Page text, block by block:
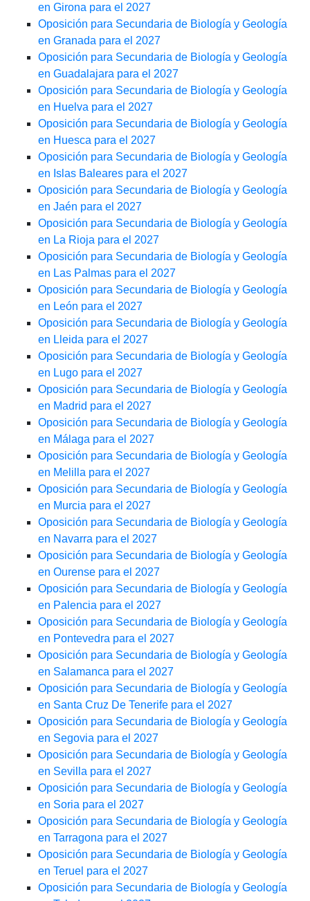
en Girona para el 2027
Oposición para Secundaria de Biología y Geología
en Granada para el 2027
Oposición para Secundaria de Biología y Geología
en Guadalajara para el 2027
Oposición para Secundaria de Biología y Geología
en Huelva para el 2027
Oposición para Secundaria de Biología y Geología
en Huesca para el 2027
Oposición para Secundaria de Biología y Geología
en Islas Baleares para el 2027
Oposición para Secundaria de Biología y Geología
en Jaén para el 2027
Oposición para Secundaria de Biología y Geología
en La Rioja para el 2027
Oposición para Secundaria de Biología y Geología
en Las Palmas para el 2027
Oposición para Secundaria de Biología y Geología
en León para el 2027
Oposición para Secundaria de Biología y Geología
en Lleida para el 2027
Oposición para Secundaria de Biología y Geología
en Lugo para el 2027
Oposición para Secundaria de Biología y Geología
en Madrid para el 2027
Oposición para Secundaria de Biología y Geología
en Málaga para el 2027
Oposición para Secundaria de Biología y Geología
en Melilla para el 2027
Oposición para Secundaria de Biología y Geología
en Murcia para el 2027
Oposición para Secundaria de Biología y Geología
en Navarra para el 2027
Oposición para Secundaria de Biología y Geología
en Ourense para el 2027
Oposición para Secundaria de Biología y Geología
en Palencia para el 2027
Oposición para Secundaria de Biología y Geología
en Pontevedra para el 2027
Oposición para Secundaria de Biología y Geología
en Salamanca para el 2027
Oposición para Secundaria de Biología y Geología
en Santa Cruz De Tenerife para el 2027
Oposición para Secundaria de Biología y Geología
en Segovia para el 2027
Oposición para Secundaria de Biología y Geología
en Sevilla para el 2027
Oposición para Secundaria de Biología y Geología
en Soria para el 2027
Oposición para Secundaria de Biología y Geología
en Tarragona para el 2027
Oposición para Secundaria de Biología y Geología
en Teruel para el 2027
Oposición para Secundaria de Biología y Geología